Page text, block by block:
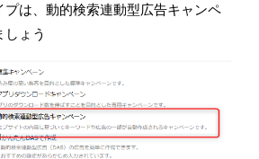
は、動的検索連動型広告キャンペ
ょう